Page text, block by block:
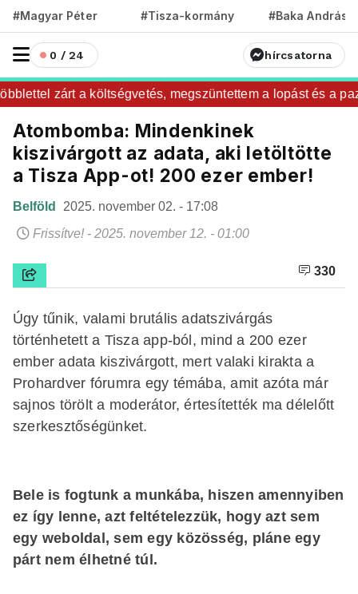
#Magyar Péter #Tisza-kormány #Baka András
0 / 24 hírcsatorna
zárt a költségvetés, megszüntettem a lopást és a
Atombomba: Mindenkinek
kiszivárgott az adata, aki letöltötte
a Tisza App-ot! 200 ezer ember!
Belföld
2025. november 02. - 17:08
Frissítve! - 2025. november 12. - 01:00
330
Úgy tűnik, valami brutális adatszivárgás
történhetett a Tisza app-ból, mind a 200 ezer
ember adata kiszivárgott, mert valaki kirakta a
Prohardver fórumra egy témába, amit azóta már
sajnos törölt a moderátor, értesítették ma délelőtt
szerkesztőségünket.
Bele is fogtunk a munkába, hiszen amennyiben
ez így lenne, azt feltételezzük, hogy azt sem
egy weboldal, sem egy közösség, pláne egy
párt nem élhetné túl.